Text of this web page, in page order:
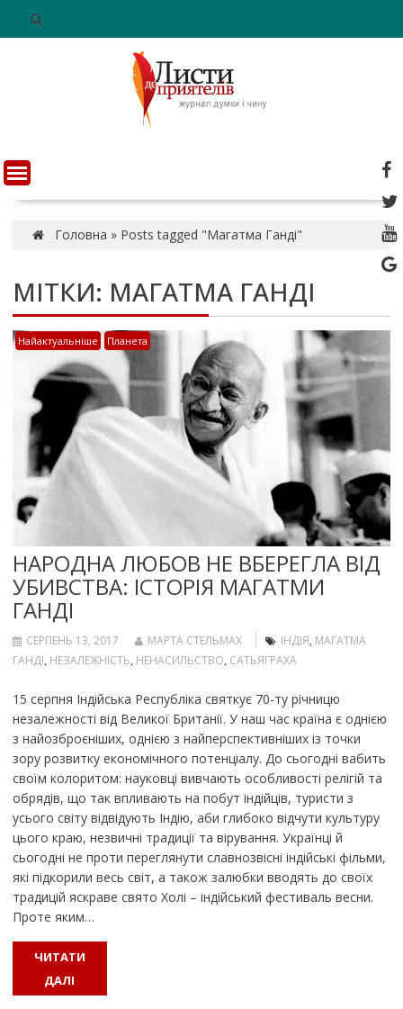
n
t
Головна » Posts tagged "Магатма Ганді"
МІТКИ: МАГАТМА ГАНДІ
Найактуальніше Планета
НАРОДНА ЛЮБОВ НЕ ВБЕРЕГЛА ВІД
УБИВСТВА: ІСТОРІЯ МАГАТМИ
ГАНДІ
СЕРПЕНЬ 13, 2017 МАРТА СТЕЛЬМАХ ІНДІЯ, МАГАТМА
ГАНДІ, НЕЗАЛЕЖНІСТЬ, НЕНАСИЛЬСТВО, САТЬЯГРАХА
15 серпня Індійська Республіка святкує 70-ту річницю
незалежності від Великої Британії. У наш час країна є однією
з найозброєніших, однією з найперспективніших із точки
зору розвитку економічного потенціалу. До сьогодні вабить
своїм колоритом: науковці вивчають особливості релігій та
обрядів, що так впливають на побут індійців, туристи з
усього світу відвідують Індію, аби глибоко відчути культуру
цього краю, незвичні традиції та вірування. Українці й
сьогодні не проти переглянути славнозвісні індійські фільми,
які підкорили весь світ, а також залюбки вводять до своїх
традицій яскраве свято Холі – індійський фестиваль весни.
Проте яким…
ЧИТАТИ
ДАЛІ